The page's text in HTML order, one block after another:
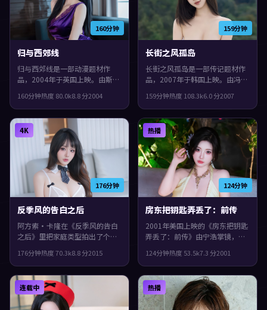
160分钟
归与西郊线
归与西郊线是一部动漫题材作
品，2004年于英国上映。由斯皮
谭卓等主演。真相像洋葱一样被
层层剥开，片尾余味很足。
160分钟热度 80.0k8.8分2004
159分钟
长街之风孤岛
长街之风孤岛是一部传记题材作
品，2007年于韩国上映。由冯小
等主演。镜头语言偏写实，细节
里埋着伏笔，片尾余味很足。
159分钟热度 108.3k6.0分2007
176分钟
4K
反季风的告白之后
阿方索·卡隆在《反季风的告白
之后》里把家庭类型拍出了个人
年与观众见面。主演包括古天
乐、汤唯、肖战。叙事在回忆与
现实之间交错推进，片尾余味很
足。
176分钟热度70.3k8.8分2015
124分钟
热播
房东把钥匙弄丢了：前传
2001年美国上映的《房东把钥匙
弄丢了：前传》由宁浩掌镜，佛
演绎。类型上偏动作，叙事在回
忆与现实之间交错推进，观感紧
凑，值得推荐。
124分钟热度 53.5k7.3 分2001
连载中 热播